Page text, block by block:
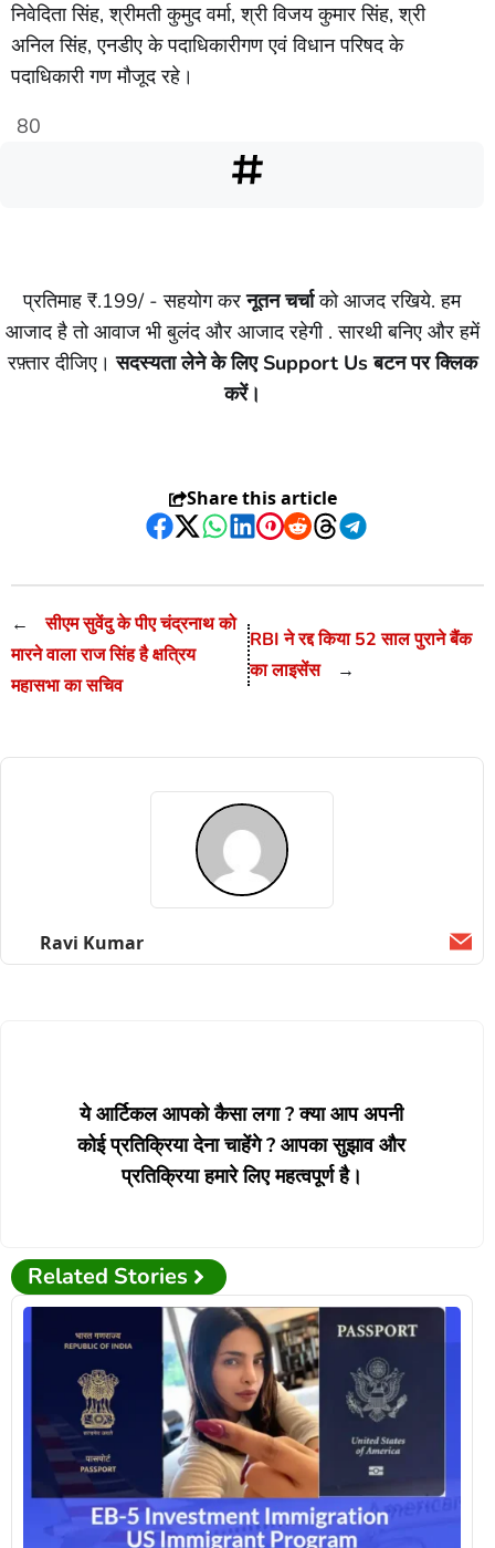
निवेदिता सिंह, श्रीमती कुमुद वर्मा, श्री विजय कुमार सिंह, श्री
अनिल सिंह, एनडीए के पदाधिकारीगण एवं विधान परिषद के
पदाधिकारी गण मौजूद रहे।
80
प्रतिमाह ₹.199/ - सहयोग करनूतन चर्चाको आजद रखिये. हम
आजाद है तो आवाज भी बुलंद और आजाद रहेगी . सारथी बनिए और हमें
रफ़्तार दीजिए।सदस्यता लेने के लिए Support Us बटन पर क्लिक
करें।
Share this article
Facebook
TwitterWhatsApp
LinkedInPinterest
RedditThreadsTelegram
←
सीएम सुवेंदु के पीए चंद्रनाथ को
मारने वाला राज सिंह है क्षत्रिय
महासभा का सचिव
RBI ने रद्द किया 52 साल पुराने बैंक
का लाइसेंस
→
Ravi Kumar
ये आर्टिकल आपको कैसा लगा ? क्या आप अपनी
कोई प्रतिक्रिया देना चाहेंगे ? आपका सुझाव और
प्रतिक्रिया हमारे लिए महत्वपूर्ण है।
Related Stories